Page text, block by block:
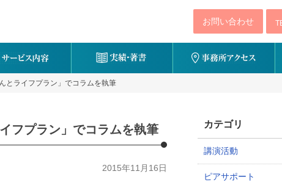
お問い合わせ
とライフプラン」でコラムを執筆
フプラン」でコラムを執筆
2015年11月16日
カテゴリ
講演活動
ピアサポート